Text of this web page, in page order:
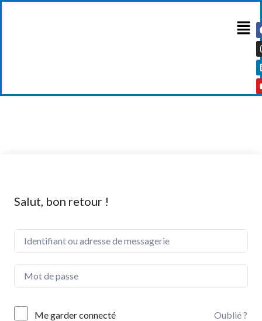
Salut, bon retour !
Me garder connecté Oublié ?